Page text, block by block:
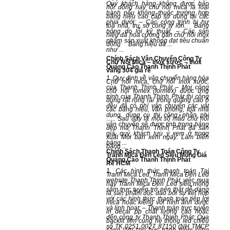
Quý khách hàng không được bảo
hành nếu không thuộc trường hợp
phía dưới: – Các công trình bị hư
hỏng do lỗi kỹ thuật. – Các sản
phẩm sản xuất không đạt tiêu chuẩn
như ...
Chính Sách Vận Chuyển Công Ty
Quảng Cáo Thanh Thịnh Phát
1. Quy định về vận chuyển hàng hóa
của Thanh Thịnh Phát – Mọi công
trình của Thanh Thịnh Phát thi công
đều đã có phí vận chuyển các vật
dụng, dụng cụ thi công, phần phí
vận chuyển sẽ được tính trong bảng
giá, quý khách lưu ý xem ở trong
bảng ...
Chính Sách Thanh Toán Công Ty
Quảng Cáo Thanh Thịnh Phát
1. Các hình thức thanh toán Tại
website Thanh Thịnh Phát, việc mua
sắm trực tuyến trở nên thật dễ dàng
với các hình thức thanh toán tiện lợi
và linh hoạt: – Thanh toán trực tuyến
đến công ty Thanh Thịnh Phát: Qua
số TK 0251 0027 87150 (NH TMCP
nổi đồng hay chữ nổi mica là loại
bảng hiệu cao cấp sử dụng tại các
toà nhà, trụ sở công ty lớn. Bảng
hiệu đá hoa cương gắn chữ nổi inox
đồng Bảng hiệu đá ...
Chữ Nổi Mica – Inox xước – Inox
vàng 304 giá rẻ
Chữ nổi mica, chữ nổi inox xước,
chữ nổi fomex (formex) được ứng
dụng rất rộng rãi trong quảng cáo ở
các bảng hiệu, văn phòng, toà nhà
….. Sau đây là một số mẫu chữ nổi
đẹp mà Thanh Thịnh Phát đã sản
xuất Mời bạn xem ngay: Làm biển
bảng ...
Tranh Mica Đèn Led Siêu Mỏng Giá
Rẻ HCM
Tranh Mica Led, Tranh Mica Đèn Led
hay Tranh Mica Đèn Led siêu mỏng
là sản phẩm độc đáo bởi sự kết hợp
mica hoặc kiếng với hình ảnh được
in decal pp chất lượng cao hoặc
backlit film cùng hệ thống led chiếu